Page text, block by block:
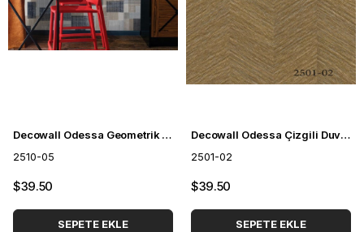
Decowall Odessa Geometrik Desenli Duvar Kağıdı 2510-05
2510-05
$39.50
SEPETE EKLE
Decowall Odessa Çizgili Duvar Kağıdı 2501-02
2501-02
$39.50
SEPETE EKLE